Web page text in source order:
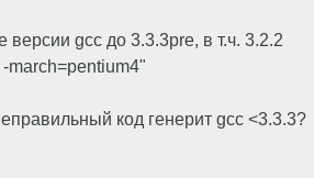
версии gcc до 3.3.3pre, в т.ч. 3.2.2
march=pentium4"
код генерит gcc <3.3.3?